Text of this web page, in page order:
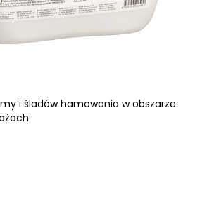
i śladów hamowania w obszarze